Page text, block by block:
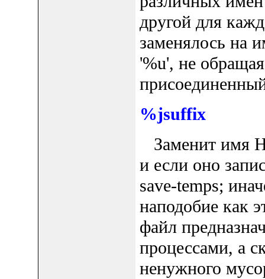
другой для
заменялось на
'%u', не
%jsuffix
Заменит имя
и если оно
save-temps;
наподобие как
файл
процессами, а
ненужного